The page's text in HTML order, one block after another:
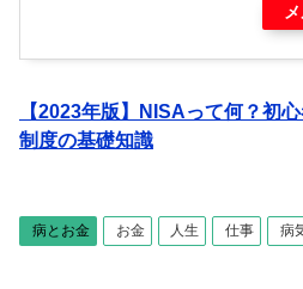
【2023年版】NISAって何？初
制度の基礎知識
病とお金 お金 人生 仕事 病